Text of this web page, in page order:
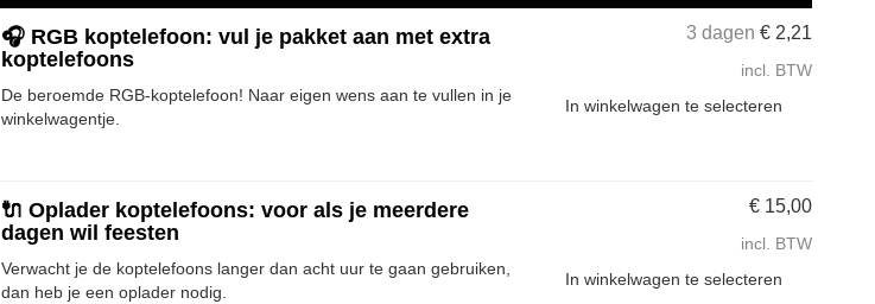
3 dagen € 2,21
incl. BTW
In winkelwagen te selecteren
🎧 RGB koptelefoon: vul je pakket aan met extra
koptelefoons
De beroemde RGB-koptelefoon! Naar eigen wens aan te vullen in je
winkelwagentje.
€ 15,00
incl. BTW
In winkelwagen te selecteren
🔌 Oplader koptelefoons: voor als je meerdere
dagen wil feesten
Verwacht je de koptelefoons langer dan acht uur te gaan gebruiken,
dan heb je een oplader nodig.